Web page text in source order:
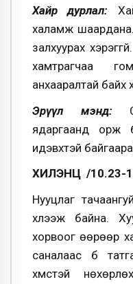
Хайр дурлал:
халамж
залхуурах
хамтрагчаа
анхааралтай байх
Эрүүл мэнд:
ядаргаанд орж
идэвхтэй
ХИЛЭНЦ /10.23-
Нууцлаг
хүлээж байна.
хорвоог өөрөөр
саналаас бүү
хүмүүстэй